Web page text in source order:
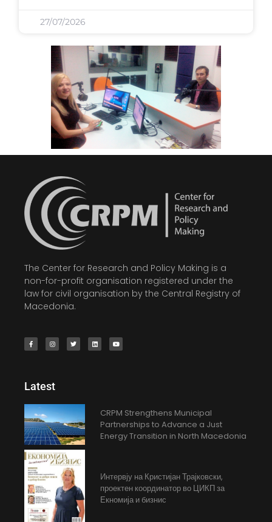
27/07/2026
The Center for Research and Policy Making is a
non-for-profit organisation registered under the
law for civil organisation by the Central Registry of
Macedonia.
Latest
CRPM Strengthens Municipal
Partnerships to Advance a Just
Energy Transition in North Macedonia
Интервју на Кристијан Трајковски,
проектен координатор во ЦИКП за
Екномија и бизнис